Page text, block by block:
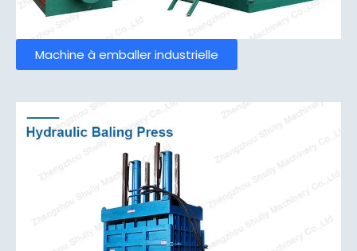
Machine à emballer industrielle